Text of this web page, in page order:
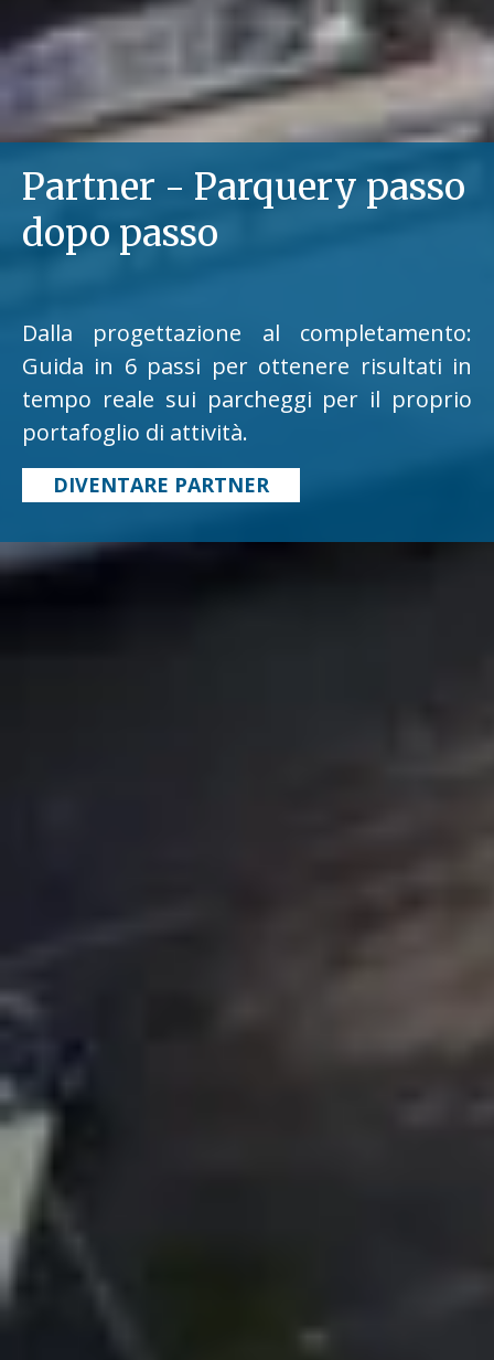
Partner - Parquery passo
dopo passo
Dalla progettazione al completamento:
Guida in 6 passi per ottenere risultati in
tempo reale sui parcheggi per il proprio
portafoglio di attività.
DIVENTARE PARTNER